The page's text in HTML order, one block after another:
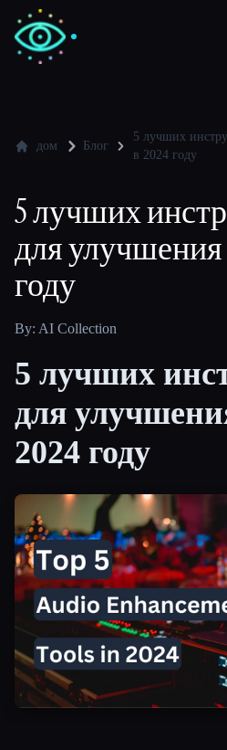
🎓Студенты
Все категории
дом Блог
5 лучших
в 2024 году
5 лучших
для улучшения
году
By: AI Collection
5 лучших
для
2024 году